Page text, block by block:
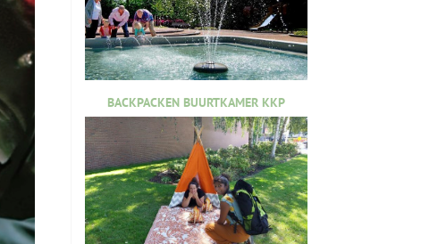
BACKPACKEN BUURTKAMER KKP